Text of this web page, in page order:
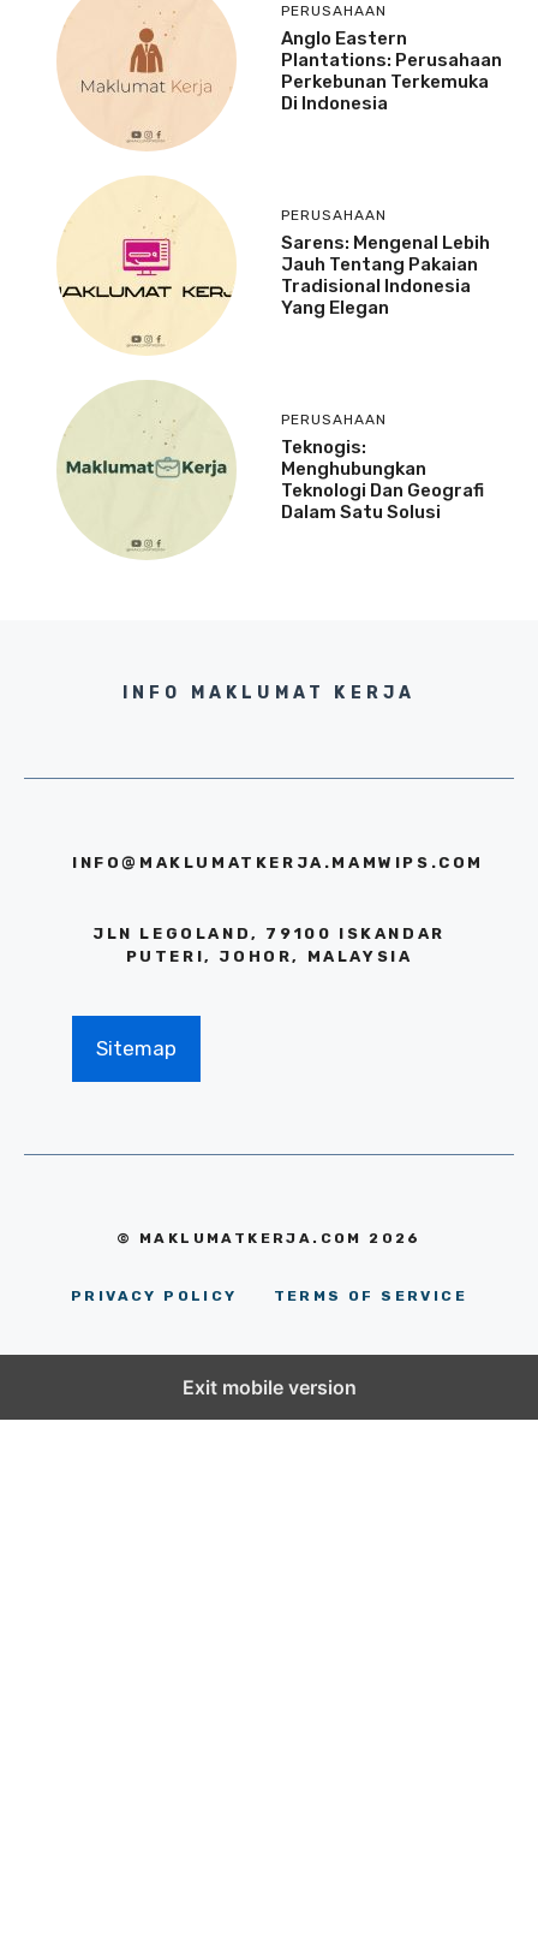
PERUSAHAAN
Anglo Eastern
Plantations: Perusahaan
Perkebunan Terkemuka
Di Indonesia
PERUSAHAAN
Sarens: Mengenal Lebih
Jauh Tentang Pakaian
Tradisional Indonesia
Yang Elegan
PERUSAHAAN
Teknogis:
Menghubungkan
Teknologi Dan Geografi
Dalam Satu Solusi
INFO MAKLUMAT KERJA
INFO@MAKLUMATKERJA.MAMWIPS.COM
JLN LEGOLAND, 79100 ISKANDAR
PUTERI, JOHOR, MALAYSIA
Sitemap
© MAKLUMATKERJA.COM 2026
PRIVACY POLICY TERMS OF SERVICE
Exit mobile version